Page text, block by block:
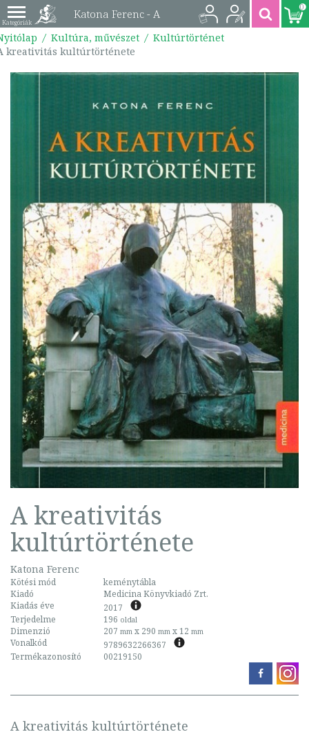
Katona Ferenc - A
kreativitás
kultúrtörténete |
0
Kultúra, művészet
Kultúrtörténet
kreativitás kultúrtörténete
A kreativitás
kultúrtörténete
Katona Ferenc
Kötési mód
keménytábla
Kiadó
Medicina Könyvkiadó Zrt.
Kiadás éve
2017
Terjedelme
196 oldal
Dimenzió 207 mm x 290 mm x 12 mm
Vonalkód
9789632266367
Termékazonosító
00219150
A kreativitás kultúrtörténete